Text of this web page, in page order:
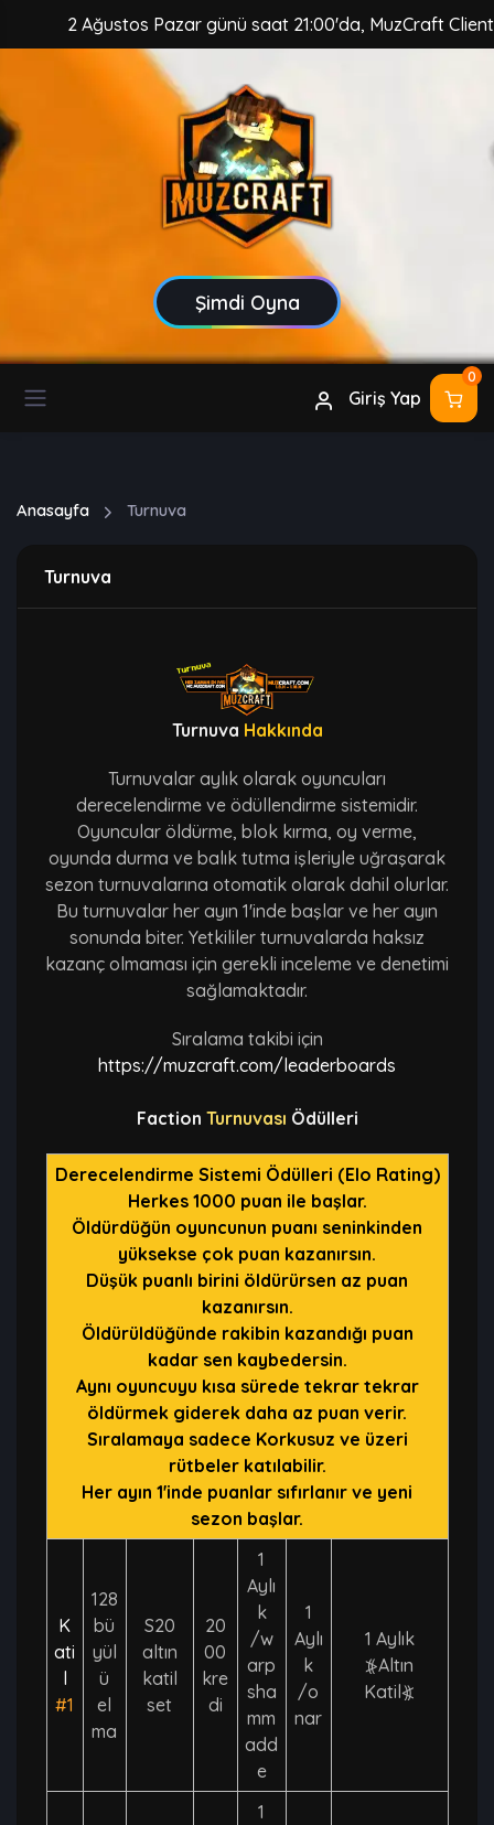
Ağustos Pazar günü saat 21:00'da, MuzCraft Client
Şimdi Oyna
Giriş Yap
0
Anasayfa Turnuva
Turnuva
Turnuva Hakkında
Turnuvalar aylık olarak oyuncuları
derecelendirme ve ödüllendirme sistemidir.
Oyuncular öldürme, blok kırma, oy verme,
oyunda durma ve balık tutma işleriyle uğraşarak
sezon turnuvalarına otomatik olarak dahil olurlar.
Bu turnuvalar her ayın 1'inde başlar ve her ayın
sonunda biter. Yetkililer turnuvalarda haksız
kazanç olmaması için gerekli inceleme ve denetimi
sağlamaktadır.
Sıralama takibi için
https://muzcraft.com/leaderboards
Faction Turnuvası Ödülleri
Derecelendirme Sistemi Ödülleri (Elo Rating)
Herkes 1000 puan ile başlar.
Öldürdüğün oyuncunun puanı seninkinden
yüksekse çok puan kazanırsın.
Düşük puanlı birini öldürürsen az puan
kazanırsın.
Öldürüldüğünde rakibin kazandığı puan
kadar sen kaybedersin.
Aynı oyuncuyu kısa sürede tekrar tekrar
öldürmek giderek daha az puan verir.
Sıralamaya sadece Korkusuz ve üzeri
rütbeler katılabilir.
Her ayın 1'inde puanlar sıfırlanır ve yeni
sezon başlar.
K
ati
l
#1
128
bü
yül
ü
el
ma
S20
altın
katil
set
20
00
kre
di
1
Aylı
k
/w
arp
sha
mm
add
e
1
Aylı
k
/o
nar
1 Aylık
⦕Altın
Katil⦖
1